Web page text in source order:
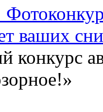
ваших
конкурс